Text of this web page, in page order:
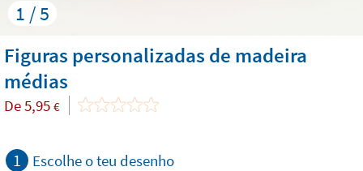
1 / 5
Figuras personalizadas de madeira
médias
De5,95 €
1 Escolhe o teu desenho